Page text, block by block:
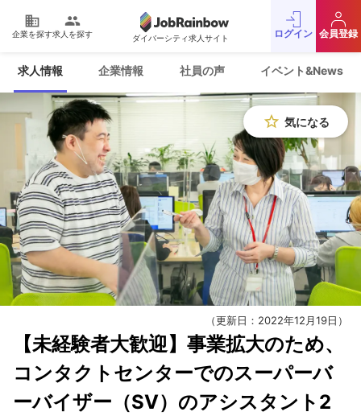
domain
企業を探す
people
求人を探す ダイバーシティ求人サイト ログイン 会員登録
求人情報 企業情報 社員の声 イベント&News
star_border 気になる
（更新日：2022年12月19日）
【未経験者大歓迎】事業拡大のため、
コンタクトセンターでのスーパーバ
ーバイザー（SV）のアシスタント2
プライバシーポリシー
採用をお考えの企業様
お問い合わせ
JobRainbow MAGAZINE
© 2016 JobRainbow Co.,Ltd.